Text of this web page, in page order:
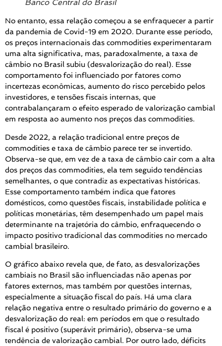
Banco Central do Brasil
No entanto, essa relação começou a se enfraquecer a partir
da pandemia de Covid-19 em 2020. Durante esse período,
os preços internacionais das commodities experimentaram
uma alta significativa, mas, paradoxalmente, a taxa de
câmbio no Brasil subiu (desvalorização do real). Esse
comportamento foi influenciado por fatores como
incertezas econômicas, aumento do risco percebido pelos
investidores, e tensões fiscais internas, que
contrabalançaram o efeito esperado de valorização cambial
em resposta ao aumento nos preços das commodities.
Desde 2022, a relação tradicional entre preços de
commodities e taxa de câmbio parece ter se invertido.
Observa-se que, em vez de a taxa de câmbio cair com a alta
dos preços das commodities, ela tem seguido tendências
semelhantes, o que contradiz as expectativas históricas.
Esse comportamento também indica que fatores
domésticos, como questões fiscais, instabilidade política e
políticas monetárias, têm desempenhado um papel mais
determinante na trajetória do câmbio, enfraquecendo o
impacto positivo tradicional das commodities no mercado
cambial brasileiro.
O gráfico abaixo revela que, de fato, as desvalorizações
cambiais no Brasil são influenciadas não apenas por
fatores externos, mas também por questões internas,
especialmente a situação fiscal do país. Há uma clara
relação negativa entre o resultado primário do governo e a
desvalorização do real: em períodos em que o resultado
fiscal é positivo (superávit primário), observa-se uma
tendência de valorização cambial. Por outro lado, déficits